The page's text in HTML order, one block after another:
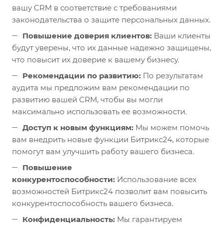
вашу CRM в соответствие с требованиями
законодательства о защите персональных данных.
Повышение доверия клиентов: Ваши клиенты
будут уверены, что их данные надежно защищены,
что повысит их доверие к вашему бизнесу.
Рекомендации по развитию: По результатам
аудита мы предложим вам рекомендации по
развитию вашей CRM, чтобы вы могли
максимально использовать ее возможности.
Доступ к новым функциям: Мы можем помочь
вам внедрить новые функции Битрикс24, которые
помогут вам улучшить работу вашего бизнеса.
Повышение
конкурентоспособности: Использование всех
возможностей Битрикс24 позволит вам повысить
конкурентоспособность вашего бизнеса.
Конфиденциальность: Мы гарантируем